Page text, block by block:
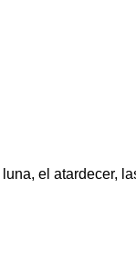
el atardecer,